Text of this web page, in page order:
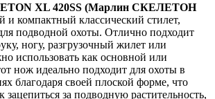
XL 420SS (Марлин СКЕЛЕТОН
и компактный классический стилет,
подводной охоты. Отлично подходит
ногу, разгрузочный жилет или
использовать как основной или
нож идеально подходит для охоты в
благодаря своей плоской форме, что
за подводную растительность,